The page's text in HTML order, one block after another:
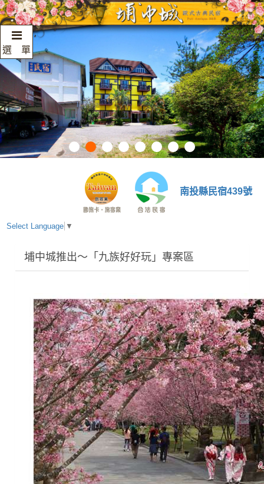
選 單
南投縣民宿439號
Select Language ▼
埔中城推出～「九族好好玩」專案區